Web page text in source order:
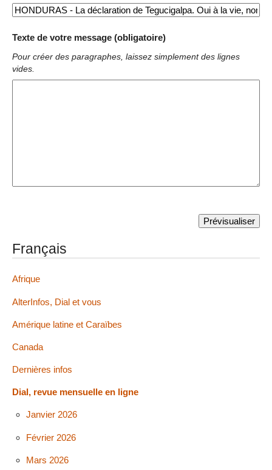
Texte de votre message (obligatoire)
Pour créer des paragraphes, laissez simplement des lignes
vides.
Français
Afrique
AlterInfos, Dial et vous
Amérique latine et Caraïbes
Canada
Dernières infos
Dial, revue mensuelle en ligne
Janvier 2026
Février 2026
Mars 2026